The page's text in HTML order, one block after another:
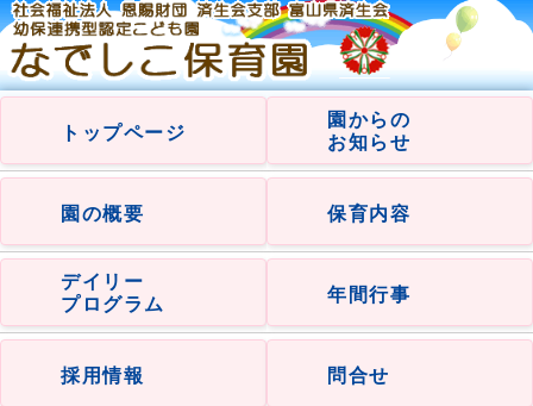
トップページ
園からの
お知らせ
園の概要 保育内容
デイリー
プログラム
年間行事
採用情報 問合せ